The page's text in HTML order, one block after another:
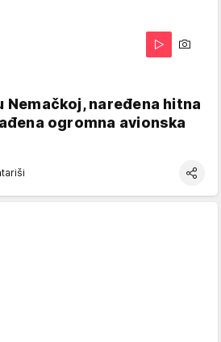
Nemačkoj, naređena hitna
ogromna avionska